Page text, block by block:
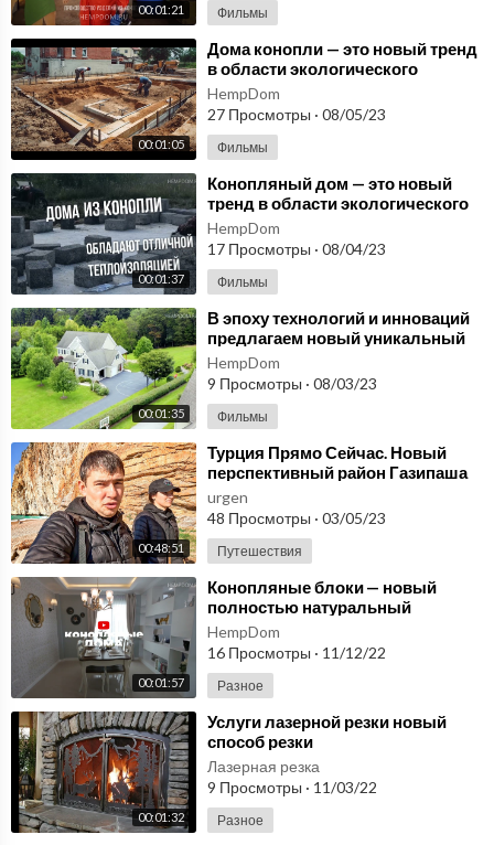
00:01:21 Фильмы
00:01:05
⁣Дома конопли — это новый тренд
в области экологического
строительства! hempshops.biz
HempDom
27 Просмотры · 08/05/23
Фильмы
00:01:37
⁣Конопляный дом — это новый
тренд в области экологического
строительства. hempshops.biz
HempDom
17 Просмотры · 08/04/23
Фильмы
00:01:35
⁣В эпоху технологий и инноваций
предлагаем новый уникальный
материал для строительства -
костробетон
HempDom
9 Просмотры · 08/03/23
Фильмы
00:48:51
⁣Турция Прямо Сейчас. Новый
перспективный район Газипаша
#10
urgen
48 Просмотры · 03/05/23
Путешествия
00:01:57
⁣Конопляные блоки — новый
полностью натуральный
строительный материал!
HempDom
16 Просмотры · 11/12/22
Разное
00:01:32
⁣Услуги лазерной резки новый
способ резки
Лазерная резка
9 Просмотры · 11/03/22
Разное